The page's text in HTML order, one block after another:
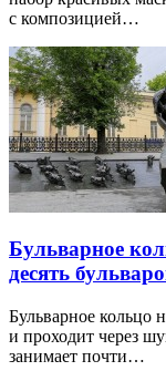
с композицией…
Бульварное
десять
Бульварное кольцо
и проходит через
занимает почти…